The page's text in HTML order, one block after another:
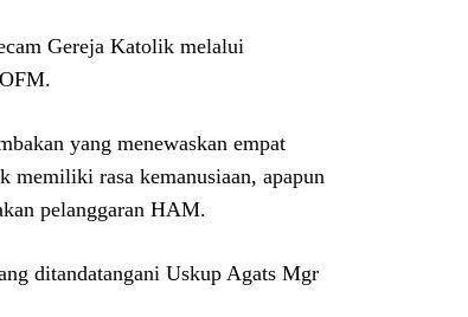
Gereja Katolik melalui
yang menewaskan empat
memiliki rasa kemanusiaan, apapun
pelanggaran HAM.
ditandatangani Uskup Agats Mgr